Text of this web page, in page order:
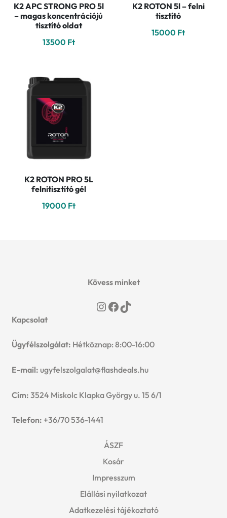
K2 APC STRONG PRO 5l
– magas koncentrációjú
tisztító oldat
13500 Ft
K2 ROTON 5l – felni
tisztító
15000 Ft
K2 ROTON PRO 5L
felnitisztító gél
19000 Ft
Kövess minket
Instagram
Facebook
TikTok
Kapcsolat
Ügyfélszolgálat: Hétköznap: 8:00-16:00
E-mail: ugyfelszolgalat@flashdeals.hu
Cím: 3524 Miskolc Klapka György u. 15 6/1
Telefon: +36/70 536-1441
ÁSZF
Kosár
Impresszum
Elállási nyilatkozat
Adatkezelési tájékoztató